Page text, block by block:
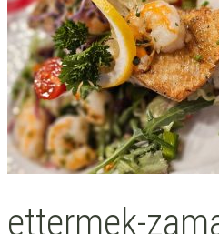
ettermek-